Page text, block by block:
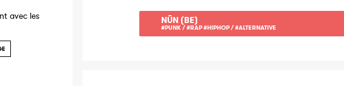
avec les
NŪN (BE)
#PUNK / #RAP #HIPHOP / #ALTERNATIVE